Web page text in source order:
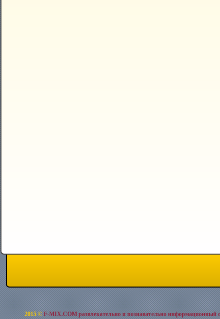
2015 ©F-MIX.COM развлекательно и познавательно информационный